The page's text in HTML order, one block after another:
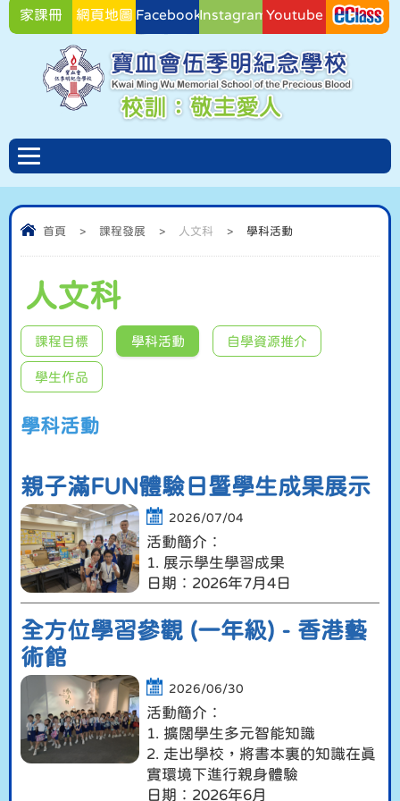
家課冊 網頁地圖 FacebookInstagramYoutube
首頁 > 課程發展 > 人文科 > 學科活動
人文科
課程目標 學科活動 自學資源推介
學生作品
學科活動
親子滿FUN體驗日暨學生成果展示
2026/07/04
活動簡介︰
1. 展示學生學習成果
日期︰2026年7月4日
全方位學習參觀 (一年級) - 香港藝
術館
2026/06/30
活動簡介︰
1. 擴闊學生多元智能知識
2. 走出學校，將書本裏的知識在真
實環境下進行親身體驗
日期︰2026年6月